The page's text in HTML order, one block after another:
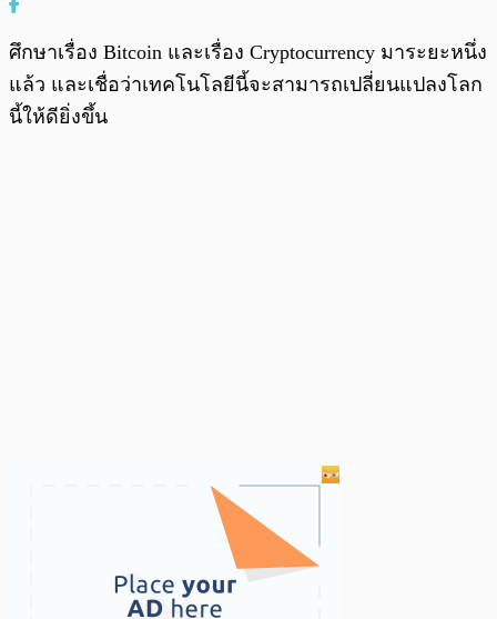
ศึกษาเรื่อง Bitcoin และเรื่อง Cryptocurrency มาระยะหนึ่ง
แล้ว และเชื่อว่าเทคโนโลยีนี้จะสามารถเปลี่ยนแปลงโลก
นี้ให้ดียิ่งขึ้น